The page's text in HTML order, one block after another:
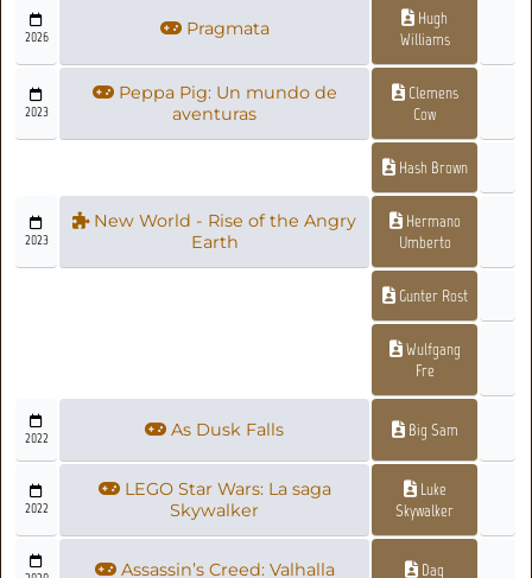
2026 Pragmata
Hugh
Williams
2023
Peppa Pig: Un mundo de
aventuras
Clemens
Cow
Hash Brown
2023
New World - Rise of the Angry
Earth
Hermano
Umberto
Gunter Rost
Wulfgang
Fre
2022 As Dusk Falls Big Sam
2022
LEGO Star Wars: La saga
Skywalker
Luke
Skywalker
Assassin’s Creed: Valhalla Dag